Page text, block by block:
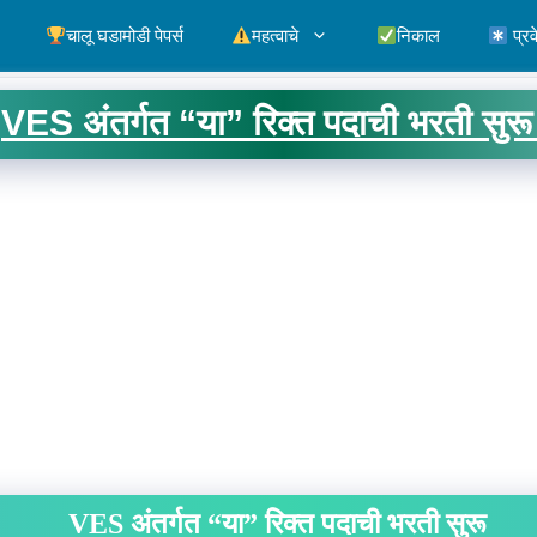
चालू घडामोडी पेपर्स महत्वाचे निकाल
VES अंतर्गत “या” रिक्त पदाची भरती
VES अंतर्गत “या” रिक्त पदाची भरती सुरू